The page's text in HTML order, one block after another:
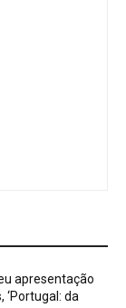
apresentação
‘Portugal: da